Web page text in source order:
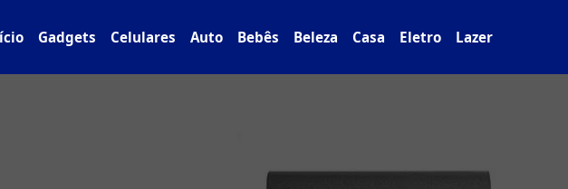
Gadgets Celulares Auto Bebês Beleza Casa Eletro Lazer